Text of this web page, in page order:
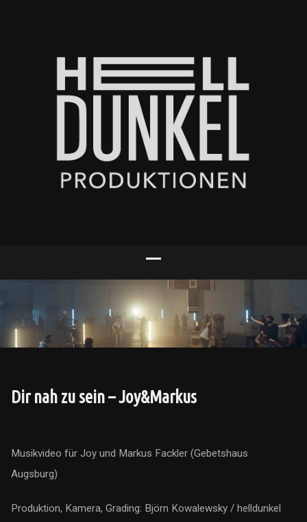
Dir nah zu sein – Joy&Markus
Musikvideo für Joy und Markus Fackler (Gebetshaus
Augsburg)
Produktion, Kamera, Grading: Björn Kowalewsky / helldunkel